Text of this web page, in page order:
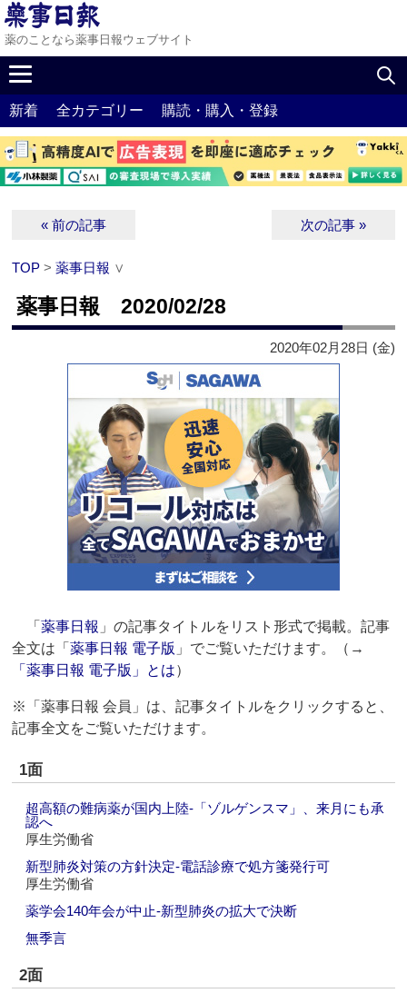
薬のことなら薬事日報ウェブサイト
新着 全カテゴリー 購読・購入・登録
« 前の記事 次の記事 »
TOP >薬事日報 ∨
薬事日報 2020/02/28
2020年02月28日 (金)
「薬事日報 」の記事タイトルをリスト形式で掲載。記事
全文は「薬事日報 電子版 」でご覧いただけます。（→
「薬事日報 電子版」とは）
※「薬事日報 会員」は、記事タイトルをクリックすると、
記事全文をご覧いただけます。
1面
超高額の難病薬が国内上陸‐「ゾルゲンスマ」、来月にも承
認へ
厚生労働省
新型肺炎対策の方針決定‐電話診療で処方箋発行可
厚生労働省
薬学会140年会が中止‐新型肺炎の拡大で決断
無季言
2面